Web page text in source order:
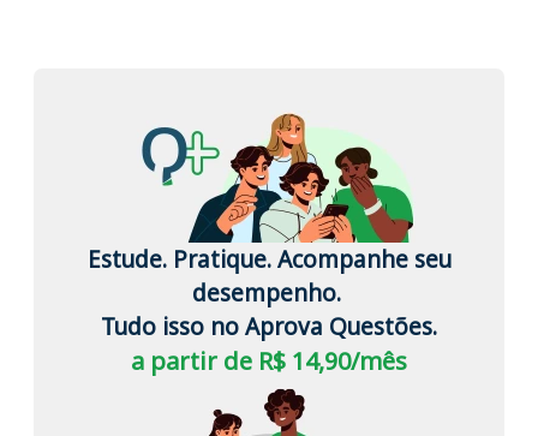
Estude. Pratique. Acompanhe seu
desempenho.
Tudo isso no Aprova Questões.
a partir de R$ 14,90/mês